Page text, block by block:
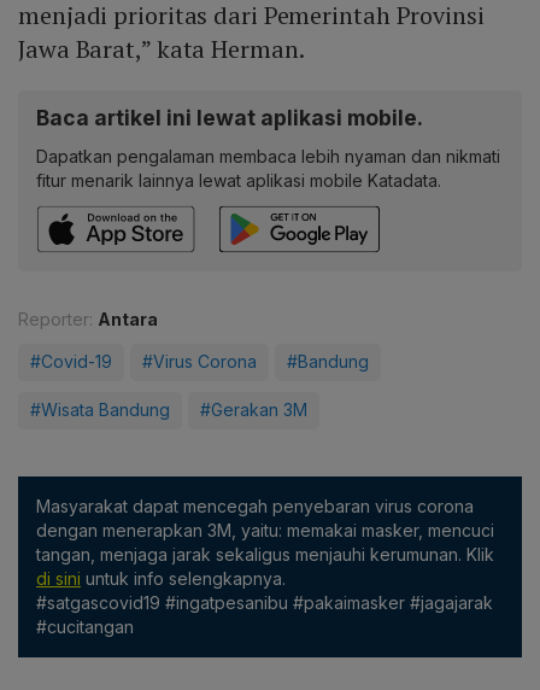
menjadi prioritas dari Pemerintah Provinsi
Jawa Barat,” kata Herman.
Baca artikel ini lewat aplikasi mobile.
Dapatkan pengalaman membaca lebih nyaman dan nikmati
fitur menarik lainnya lewat aplikasi mobile Katadata.
Reporter: Antara
#Covid-19 #Virus Corona #Bandung
#Wisata Bandung #Gerakan 3M
Masyarakat dapat mencegah penyebaran virus corona
dengan menerapkan 3M, yaitu: memakai masker, mencuci
tangan, menjaga jarak sekaligus menjauhi kerumunan. Klik
di sini untuk info selengkapnya.
#satgascovid19 #ingatpesanibu #pakaimasker #jagajarak
#cucitangan